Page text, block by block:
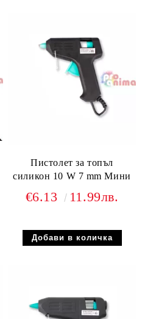
Пистолет за топъл
силикон 10 W 7 mm Мини
€6.13 11.99лв.